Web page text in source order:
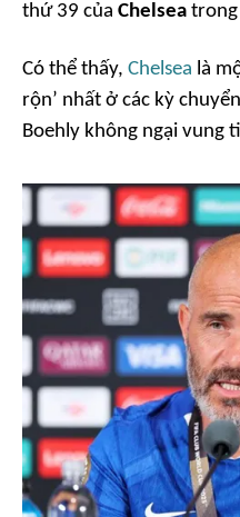
thứ 39 của Chelsea trong
Có thể thấy, Chelsea là
rộn’ nhất ở các kỳ
Boehly không ngại vung